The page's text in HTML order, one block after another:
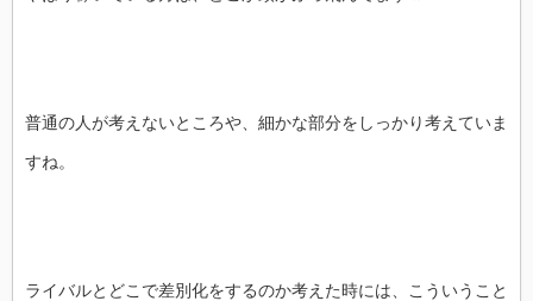
普通の人が考えないところや、細かな部分をしっかり考えていま
すね。
ライバルとどこで差別化をするのか考えた時には、こういうこと